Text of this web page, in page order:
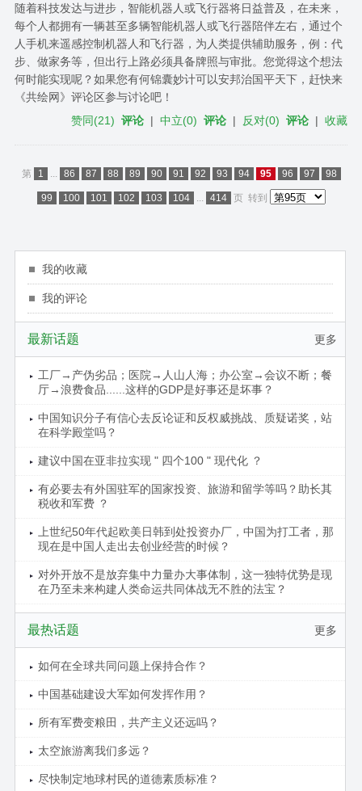
随着科技发达与进步，智能机器人或飞行器将日益普及，在未来，
每个人都拥有一辆甚至多辆智能机器人或飞行器陪伴左右，通过个
人手机来遥感控制机器人和飞行器，为人类提供辅助服务，例：代
步、做家务等，但出行上路必须具备牌照与审批。您觉得这个想法
何时能实现呢？如果您有何锦囊妙计可以安邦治国平天下，赶快来
《共绘网》评论区参与讨论吧！
赞同(21) 评论 |中立(0) 评论 | 反对(0) 评论 |收藏
第 1 ... 86 87 88 89 90 91 92 93 94 95 96 97 98
99 100 101 102 103 104 ... 414 页 转到
我的收藏
我的评论
更多
最新话题
工厂→产伪劣品；医院→人山人海；办公室→会议不断；餐
厅→浪费食品......这样的GDP是好事还是坏事？
中国知识分子有信心去反论证和反权威挑战、质疑诺奖，站
在科学殿堂吗？
建议中国在亚非拉实现 " 四个100 " 现代化 ？
有必要去有外国驻军的国家投资、旅游和留学等吗？助长其
税收和军费 ？
上世纪50年代起欧美日韩到处投资办厂，中国为打工者，那
现在是中国人走出去创业经营的时候？
对外开放不是放弃集中力量办大事体制，这一独特优势是现
在乃至未来构建人类命运共同体战无不胜的法宝？
更多
最热话题
如何在全球共同问题上保持合作？
中国基础建设大军如何发挥作用？
所有军费变粮田，共产主义还远吗？
太空旅游离我们多远？
尽快制定地球村民的道德素质标准？